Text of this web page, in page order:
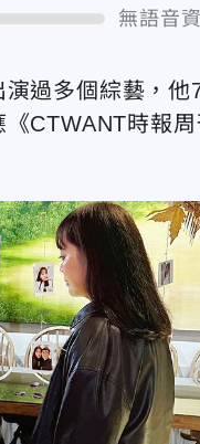
無語音
過多個綜藝，
CTWANT時報